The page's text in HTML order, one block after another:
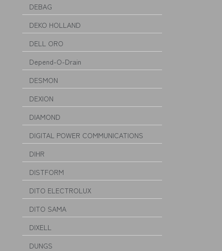
DEBAG
DEKO HOLLAND
DELL ORO
Depend-O-Drain
DESMON
DEXION
DIAMOND
DIGITAL POWER COMMUNICATIONS
DIHR
DISTFORM
DITO ELECTROLUX
DITO SAMA
DIXELL
DUNGS